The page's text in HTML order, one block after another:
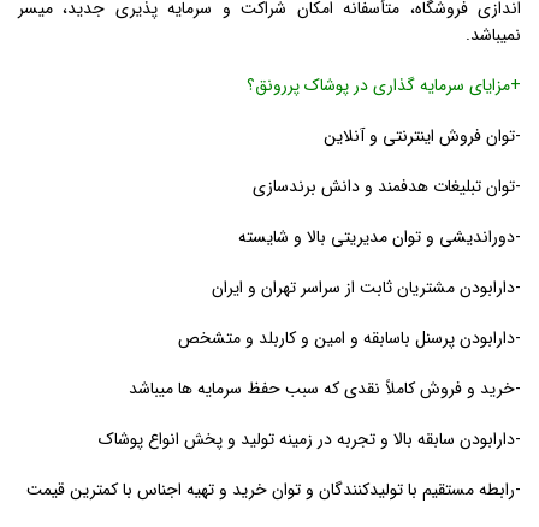
اندازی فروشگاه، متأسفانه امکان شراکت و سرمایه پذیری جدید، میسر
نمیباشد.
+مزایای سرمایه گذاری در پوشاک پررونق؟
-توان فروش اینترنتی و آنلاین
-توان تبلیغات هدفمند و دانش برندسازی
-دوراندیشی و توان مدیریتی بالا و شایسته
-دارابودن مشتریان ثابت از سراسر تهران و ایران
-دارابودن پرسنل باسابقه و امین و کاربلد و متشخص
-خرید و فروش کاملاً نقدی که سبب حفظ سرمایه ها میباشد
-دارابودن سابقه بالا و تجربه در زمینه تولید و پخش انواع پوشاک
-رابطه مستقیم با تولیدکنندگان و توان خرید و تهیه اجناس با کمترین قیمت